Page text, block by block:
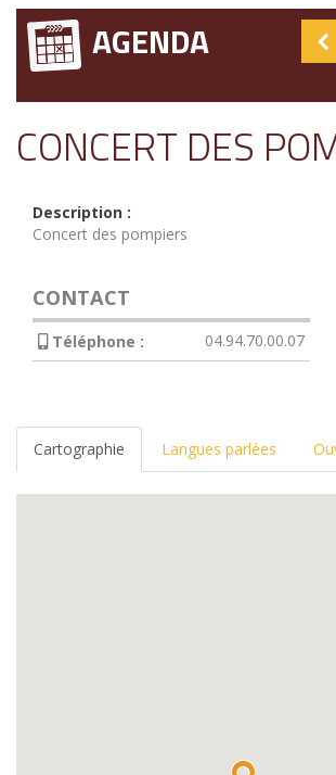
AGENDA
CONCERT DES
Description :
Concert des pompiers
CONTACT
Téléphone : 04.94.70.00.07
Cartographie Langues parlées